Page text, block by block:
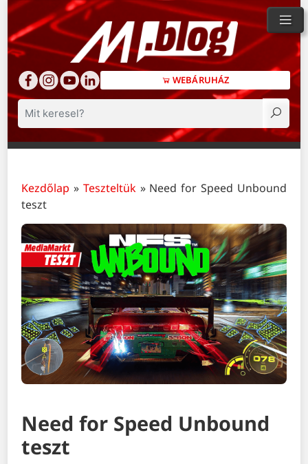
WEBÁRUHÁZ
Keresés
Kezdőlap » Teszteltük» Need for Speed Unbound
teszt
Need for Speed Unbound
teszt